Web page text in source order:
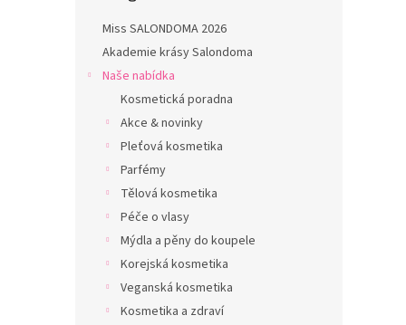
Miss SALONDOMA 2026
Akademie krásy Salondoma
Naše nabídka
Kosmetická poradna
Akce & novinky
Pleťová kosmetika
Parfémy
Tělová kosmetika
Péče o vlasy
Mýdla a pěny do koupele
Korejská kosmetika
Veganská kosmetika
Kosmetika a zdraví